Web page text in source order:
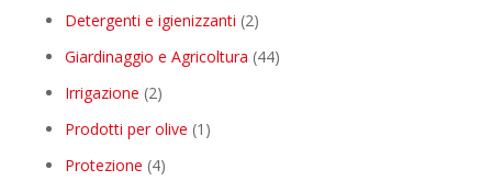
product
Detergenti e igienizzanti 22
products
Giardinaggio e Agricoltura 4444
Irrigazione 22
products
Prodotti per olive 1 1
Protezione 44